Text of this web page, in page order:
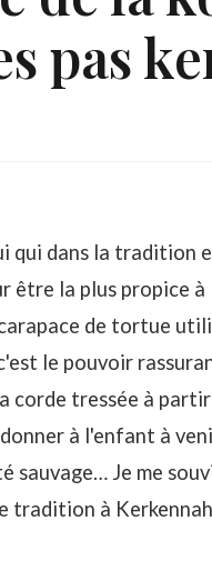
pas
qui dans la tradition
être la plus propice
de tortue
le pouvoir
corde tressée à
à l'enfant à
sauvage… Je me
tradition à